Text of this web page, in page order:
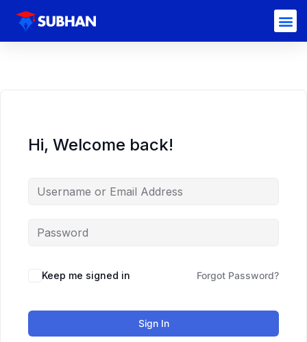
Hi, Welcome back!
Keep me signed in Forgot Password?
Sign In